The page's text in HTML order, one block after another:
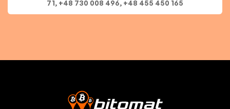
71, +48 730 008 496, +48 455 450 165